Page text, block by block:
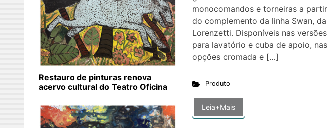
monocomandos e torneiras a partir
do complemento da linha Swan, da
Lorenzetti. Disponíveis nas versões
para lavatório e cuba de apoio, nas
opções cromada e […]
Produto
Leia+Mais
Restauro de pinturas renova
acervo cultural do Teatro Oficina